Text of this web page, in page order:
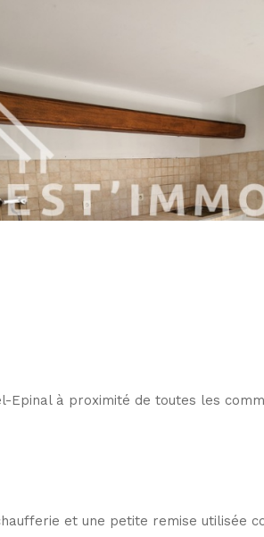
à proximité de toutes les
et une petite remise utilisée